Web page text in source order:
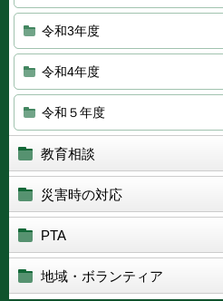
令和3年度
令和4年度
令和５年度
教育相談
災害時の対応
PTA
地域・ボランティア